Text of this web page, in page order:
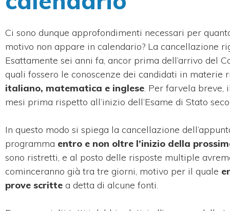
Ci sono dunque approfondimenti necessari per
motivo non appare in calendario? La cancellazione
Esattamente sei anni fa, ancor prima dell’arrivo del
quali fossero le conoscenze dei candidati in
italiano, matematica e inglese . Per farvela
mesi prima rispetto all’inizio dell’Esame di Stato
In questo modo si spiega la cancellazione
programma entro e non oltre l’inizio della
sono ristretti, e al posto delle risposte multiple
cominceranno già tra tre giorni, motivo per il quale
prove scritte a detta di alcune fonti.